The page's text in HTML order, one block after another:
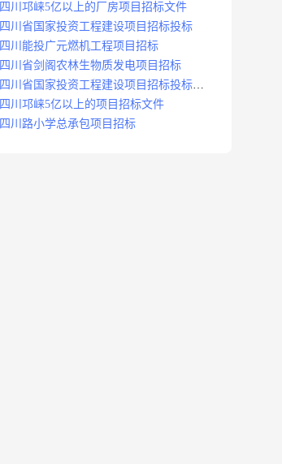
生产基地(一期)(dj)项目招标标段
四川邛崃5亿以上的厂房项目招标文件
四川省国家投资工程建设项目招标投标
四川能投广元燃机工程项目招标
四川省剑阁农林生物质发电项目招标
四川省国家投资工程建设项目招标投标
2008年版
四川邛崃5亿以上的项目招标文件
四川路小学总承包项目招标